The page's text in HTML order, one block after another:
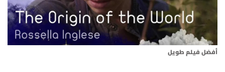
متفرقات
نداء القرّاء
أفضل فيلم طويل